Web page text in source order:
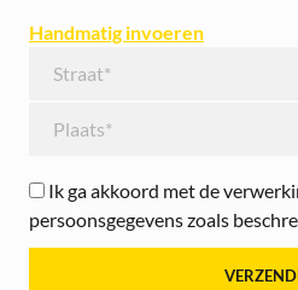
Handmatig invoeren
Ik ga akkoord met de
persoonsgegevens zoals